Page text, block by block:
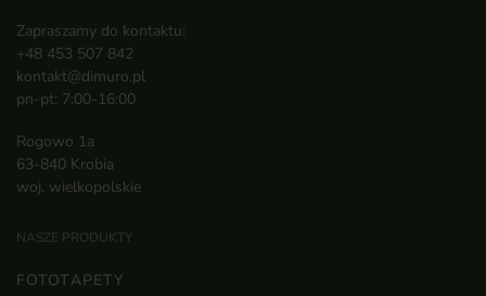
Zapraszamy do kontaktu:
+48 453 507 842
kontakt@dimuro.pl
pn-pt: 7:00-16:00
Rogowo 1a
63-840 Krobia
woj. wielkopolskie
NASZE PRODUKTY
FOTOTAPETY